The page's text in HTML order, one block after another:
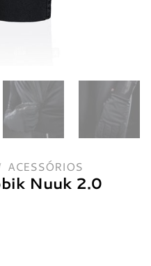
ACESSÓRIOS
Nuuk 2.0